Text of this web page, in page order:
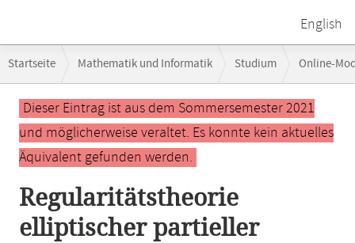
English
Navigation
Startseite Mathematik und Informatik Studium Online-
Regularitätstheorie elliptischer partieller Differentialgleichungen
Hauptinhalt
Dieser Eintrag ist aus dem Sommersemester 2021
und möglicherweise veraltet. Es konnte kein aktuelles
Äquivalent gefunden werden.
Regularitätstheorie
elliptischer partieller